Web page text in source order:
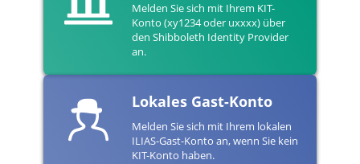
Melden Sie sich mit Ihrem KIT-
Konto (xy1234 oder uxxxx) über
den Shibboleth Identity Provider
an.
Lokales Gast-Konto
Melden Sie sich mit Ihrem lokalen
ILIAS-Gast-Konto an, wenn Sie kein
KIT-Konto haben.